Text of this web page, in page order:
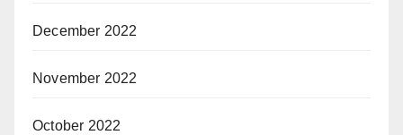
December 2022
November 2022
October 2022